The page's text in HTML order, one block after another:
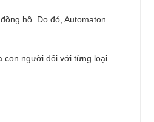
hồ. Do đó, Automaton
con người đối với từng loại